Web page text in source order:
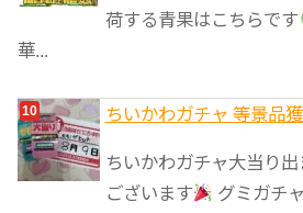
荷する青果はこちらです
華...
ちいかわガチャ 等景品
ちいかわガチャ大当り出
ございます
グミガチ